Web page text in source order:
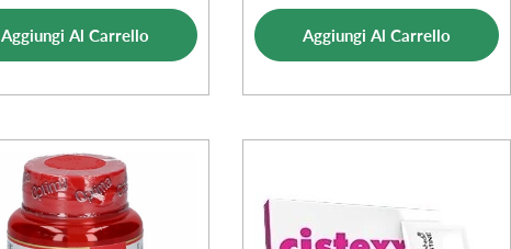
di
vendita
normale
Aggiungi Al Carrello
vendita
Aggiungi Al Carrello